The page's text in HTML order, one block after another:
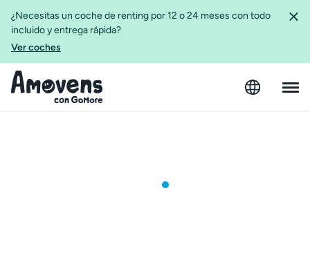
¿Necesitas un coche de renting por 12 o 24 meses con todo
incluido y entrega rápida?
Ver coches